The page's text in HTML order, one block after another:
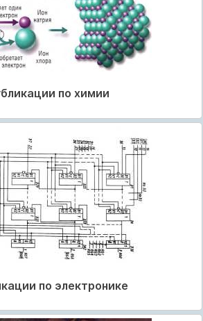
по химии
по электронике